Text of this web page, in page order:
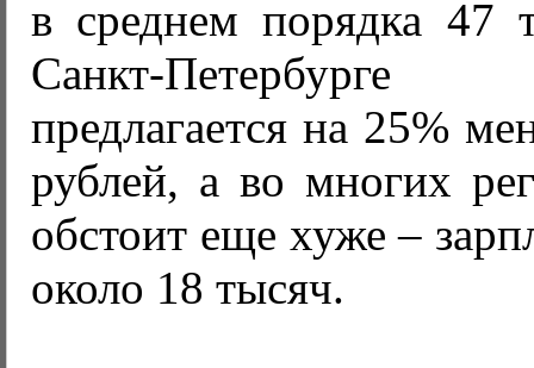
в среднем порядка 47
Санкт-Петербурге
предлагается на 25%
рублей, а во многих
обстоит еще хуже –
около 18 тысяч.